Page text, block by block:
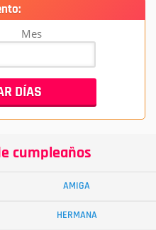
Mes
cumpleaños
AMIGA
HERMANA